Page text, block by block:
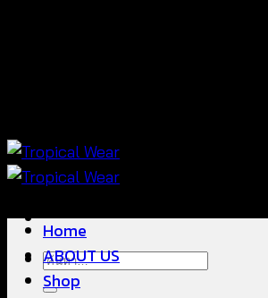
ค้นหา:
Home
ABOUT US
Shop